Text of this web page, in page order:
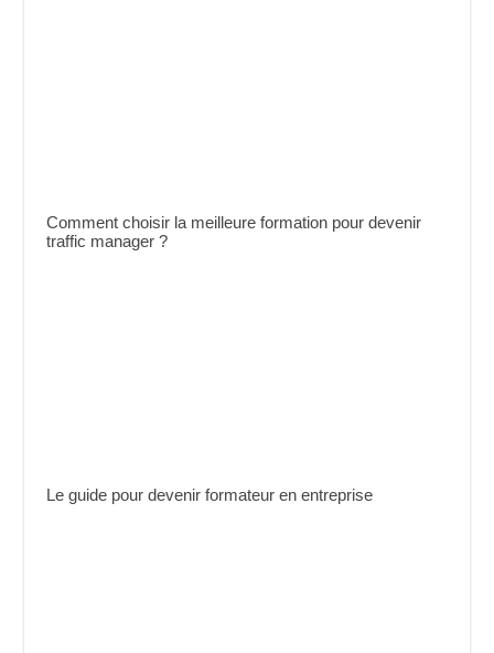
Comment choisir la meilleure formation pour devenir
traffic manager ?
Le guide pour devenir formateur en entreprise